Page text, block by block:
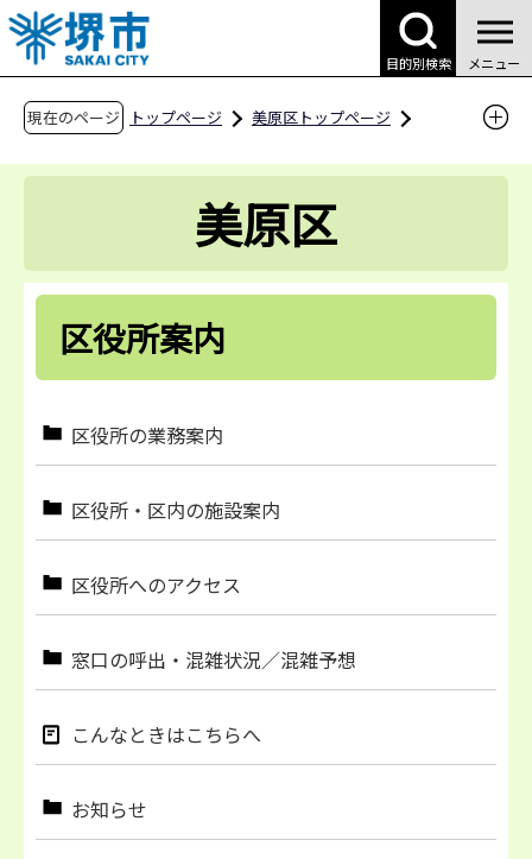
こ
の
ペ
目的別検索 メニュー
現在のページ トップページ
美原区トップページ
美原区
区役所案内
区役所の業務案内
区役所・区内の施設案内
区役所へのアクセス
窓口の呼出・混雑状況／混雑予想
こんなときはこちらへ
お知らせ